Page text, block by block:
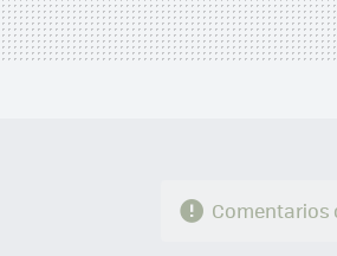
Comentarios